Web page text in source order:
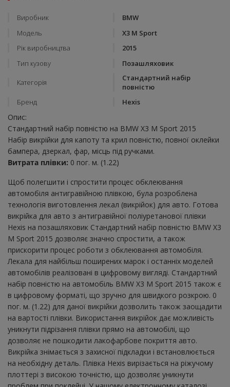
Виробник
BMW
Модель
X3 M Sport
Рік виробництва
2015
Тип кузову
Позашляховик
Категорія
Стандартний набір
повністю
Бренд
Hexis
Опис:
Стандартний набір повністю на BMW X3 M Sport 2015
Набір викрійки для капоту та крил повністю, повної оклейки
бампера, дзеркал, фар, місць під ручками.
Витрата плівки: 0 пог. м. (1.22)
Щоб полегшити і спростити процес обклеювання
автомобіля антигравійною плівкою, була розроблена
технологія виготовлення лекал (викрійок) для авто. Готова
викрійка для авто з антигравійної поліуретанової плівки
Hexis на позашляховик Стандартний набір повністю BMW X3
M Sport 2015 дозволяє значно спростити, а також
прискорити процес роботи з обклеювання автомобіля.
Лекала для найбільш поширених марок і останніх моделей
автомобілів реалізовані в цифровому вигляді. Стандартний
набір повністю на автомобіль BMW X3 M Sport 2015 також є
в цифровому форматі, що зручно для швидкого розкрою. 0
пог. м. (1.22) для даної викрійки дозволить також заощадити
на вартості плівки. Використання викрійок дає можливість
уникнути підрізання плівки прямо на автомобілі, що
дозволяє не пошкодити лакофарбове покриття авто.
Викрійка знімається з захисної підкладки і встановлюється
на необхідну деталь. Плівка Hexis вирізається на ріжучому
плоттері з високою точністю, що дозволяє уникнути